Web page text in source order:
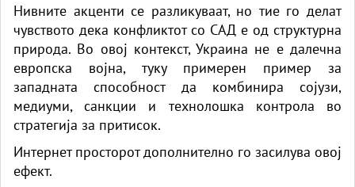
Нивните акценти се разликуваат, но тие го делат
чувството дека конфликтот со САД е од структурна
природа. Во овој контекст, Украина не е далечна
европска војна, туку примерен пример за
западната способност да комбинира сојузи,
медиуми, санкции и технолошка контрола во
стратегија за притисок.
Интернет просторот дополнително го засилува овој
ефект.